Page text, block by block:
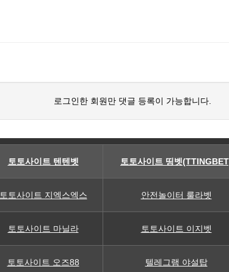
로그인한 회원만 댓글 등록이 가능합니다.
토토사이트 텐텐벳 토토사이트 띵벳
토토사이트 지엑스엑스 안전놀이터 룰라벳
토토사이트 마닐라 토토사이트 이지벳
토토사이트 오즈88 텔레그램 야설탑